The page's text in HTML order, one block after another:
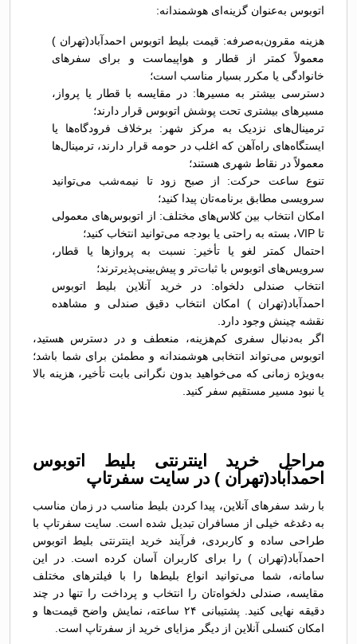
اتوبوس به‌عنوان گزینه‌ای هوشمندانه:
هزینه مقرون‌به‌صرفه: قیمت بلیط اتوبوس احمدآباد(تهران )
معمولاً کمتر از قطار و هواپیماست و برای سفرهای
خانوادگی یا مکرر بسیار مناسب است؛
دسترسی بیشتر به مسیرها: در مقایسه با قطار یا پرواز،
مسیرهای بیشتری تحت پوشش اتوبوس قرار دارند؛
ترمینال‌های نزدیک به مرکز شهر: برخلاف فرودگاه‌ها یا
ایستگاه‌های راه‌آهن که اغلب در حومه قرار دارند، ترمینال‌ها
معمولاً در نقاط شهری هستند؛
تنوع ساعت حرکت: از صبح زود تا نیمه‌شب می‌توانید
سرویسی مطابق برنامه‌تان پیدا کنید؛
امکان انتخاب بین کلاس‌های مختلف: از اتوبوس‌های معمولی
تا VIP، بسته به راحتی یا بودجه می‌توانید انتخاب کنید؛
احتمال کمتر لغو یا تأخیر: نسبت به پروازها یا قطار،
سرویس‌های اتوبوس با ثبات‌تر و پیش‌بینی‌پذیرترند؛
انتخاب صندلی دلخواه: در خرید آنلاین بلیط اتوبوس
احمدآباد(تهران ) امکان انتخاب دقیق صندلی و مشاهده
نقشه چینش وجود دارد.
اگر به‌دنبال سفری کم‌هزینه، منعطف و در دسترس هستید،
اتوبوس می‌تواند انتخابی هوشمندانه و مطمئن برای شما باشد؛
به‌ویژه زمانی که می‌خواهید بدون نگرانی بابت تأخیر، هزینه بالا
یا نبود مسیر مستقیم سفر کنید.
مراحل خرید اینترنتی بلیط اتوبوس
احمدآباد(تهران ) در سایت سفرتاپ
با رشد سفرهای آنلاین، پیدا کردن بلیط مناسب در زمان مناسب
به دغدغه خیلی از مسافران تبدیل شده است. سایت سفرتاپ با
طراحی ساده و کاربردی، فرآیند خرید اینترنتی بلیط اتوبوس
احمدآباد(تهران ) را برای کاربران آسان کرده است. در این
سامانه، شما می‌توانید انواع بلیط‌ها را با فیلترهای مختلف
مقایسه، صندلی دلخواه‌تان را انتخاب و پرداخت را تنها در چند
دقیقه نهایی کنید. پشتیبانی ۲۴ ساعته، نمایش واضح قیمت‌ها و
امکان کنسلی آنلاین از دیگر مزایای خرید از سفرتاپ است.